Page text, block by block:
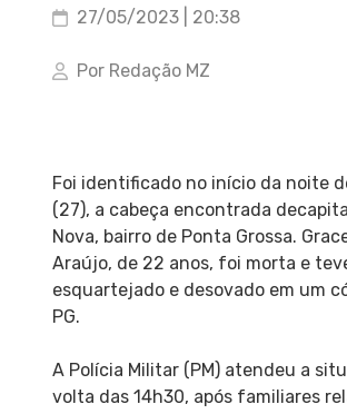
27/05/2023 | 20:38
Por Redação MZ
Foi identificado no início da noite
(27), a cabeça encontrada
Nova, bairro de Ponta Grossa.
Araújo, de 22 anos, foi morta e
esquartejado e desovado em um
PG.
A Polícia Militar (PM) atendeu a
volta das 14h30, após familiares